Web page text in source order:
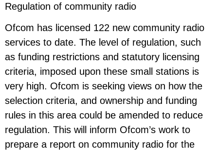
Regulation of community radio
Ofcom has licensed 122 new community radio
services to date. The level of regulation, such
as funding restrictions and statutory licensing
criteria, imposed upon these small stations is
very high. Ofcom is seeking views on how the
selection criteria, and ownership and funding
rules in this area could be amended to reduce
regulation. This will inform Ofcom’s work to
prepare a report on community radio for the